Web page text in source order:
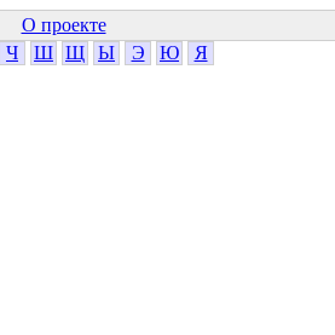
О проекте
Ч Ш Щ Ы Э Ю Я